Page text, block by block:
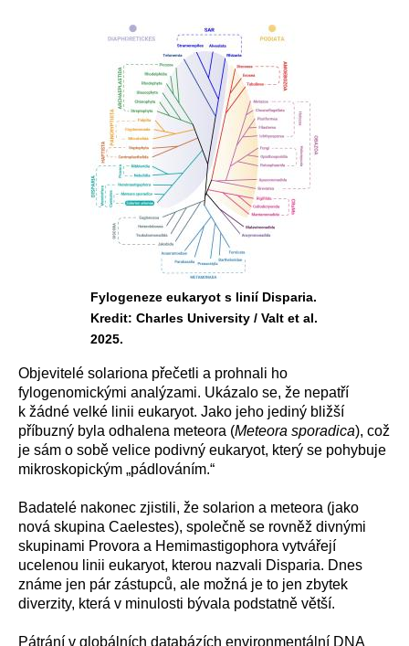
Fylogeneze eukaryot s linií Disparia.
Kredit: Charles University / Valt et al.
2025.
Objevitelé solariona přečetli a prohnali ho
fylogenomickými analýzami. Ukázalo se, že nepatří
k žádné velké linii eukaryot. Jako jeho jediný bližší
příbuzný byla odhalena meteora (Meteora sporadica), což
je sám o sobě velice podivný eukaryot, který se pohybuje
mikroskopickým „pádlováním.“
Badatelé nakonec zjistili, že solarion a meteora (jako
nová skupina Caelestes), společně se rovněž divnými
skupinami Provora a Hemimastigophora vytvářejí
ucelenou linii eukaryot, kterou nazvali Disparia. Dnes
známe jen pár zástupců, ale možná je to jen zbytek
diverzity, která v minulosti bývala podstatně větší.
Pátrání v globálních databázích environmentální DNA